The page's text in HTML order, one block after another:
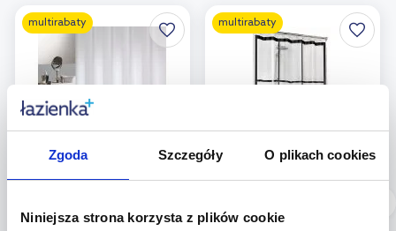
Zgoda Szczegóły O plikach cookies
Niniejsza strona korzysta z plików cookie
multirabaty
Sealskin Madeira
multirabaty
Sealskin Brix zasłona